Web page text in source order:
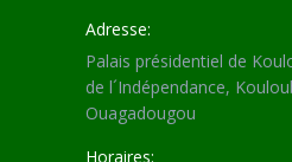
Adresse:
Palais présidentiel de
de l´Indépendance,
Ouagadougou
Horaires: